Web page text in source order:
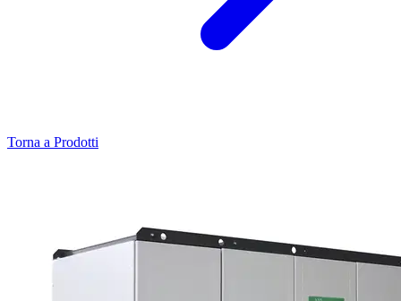
Torna a Prodotti